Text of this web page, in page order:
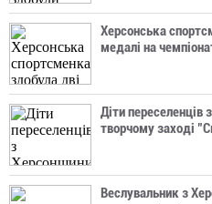
Херсонська
медалі на
Діти переселенців
творчому заході
Веслувальник з